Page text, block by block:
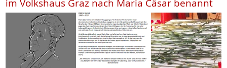
im Volkshaus Graz nach Maria Cäsar benannt